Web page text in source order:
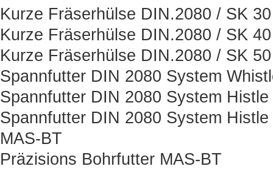
Kurze Fräserhülse DIN.2080 / SK 30
Kurze Fräserhülse DIN.2080 / SK 40
Kurze Fräserhülse DIN.2080 / SK 50
Spannfutter DIN 2080 System
Spannfutter DIN 2080 System
Spannfutter DIN 2080 System
MAS-BT
Präzisions Bohrfutter MAS-BT